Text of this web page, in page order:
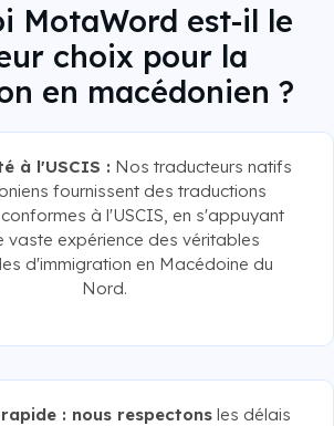
MotaWord est-il le
choix pour la
en macédonien ?
à l'USCIS : Nos traducteurs natifs
fournissent des traductions
à l'USCIS, en s'appuyant
vaste expérience des véritables
d'immigration en Macédoine du
Nord.
: nous respectonsles délais